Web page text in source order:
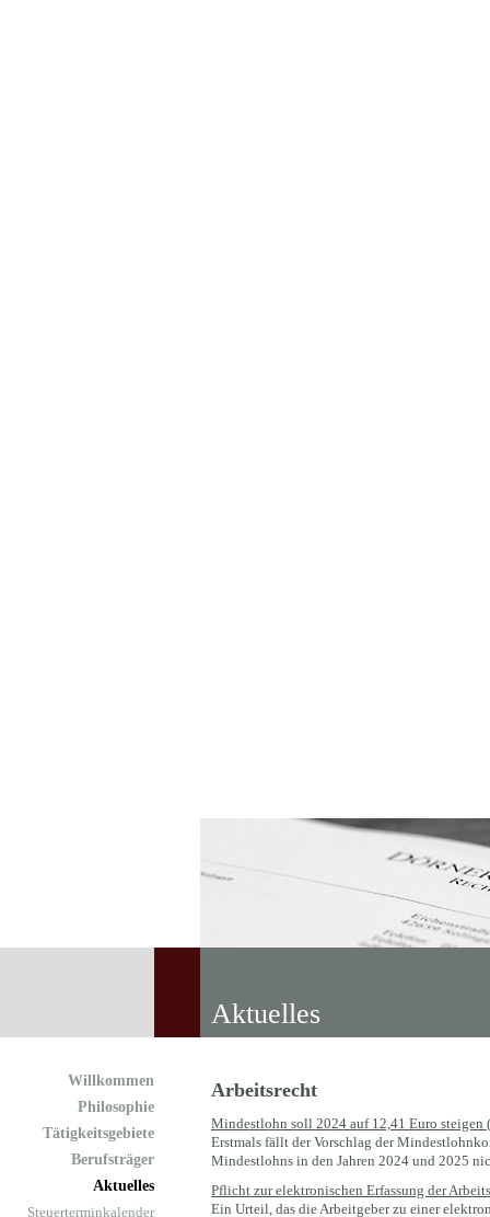
Aktuelles
Arbeitsrecht
Mindestlohn soll 2024 auf 12,41 Euro steigen
Erstmals fällt der Vorschlag der
Mindestlohns in den Jahren 2024 und 2025
Pflicht zur elektronischen Erfassung der
Ein Urteil, das die Arbeitgeber zu einer
Willkommen
Philosophie
Tätigkeitsgebiete
Berufsträger
Aktuelles
Steuerterminkalender